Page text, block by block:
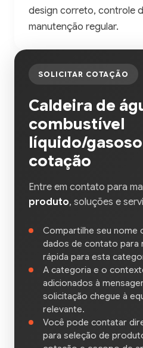
design correto, controle
manutenção regular.
SOLICITAR COTAÇÃO
Caldeira de
combustível
líquido/
cotação
Entre em contato para
produto, soluções e
Compartilhe seu nome
dados de contato para
rápida para esta
A categoria e o
adicionados à
solicitação chegue à
relevante.
Você pode contatar
para seleção de